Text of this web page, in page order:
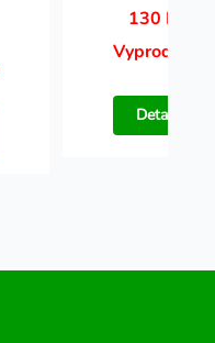
130 Kč
Vyprodáno
Detail